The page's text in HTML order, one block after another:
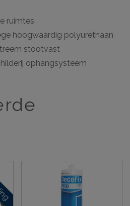
ruimtes
hoogwaardig polyurethaan
stootvast
ophangsysteem